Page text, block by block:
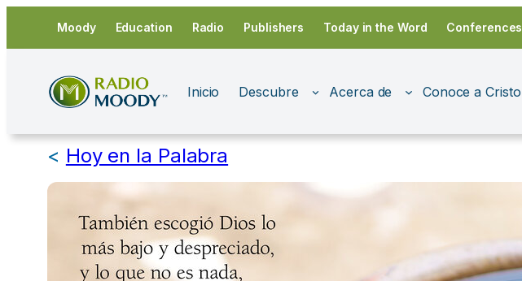
contenido
Moody Education Radio Publishers Today in the Word Conferences
Inicio Descubre Acerca de Conoce a Cristo
< Hoy en la Palabra